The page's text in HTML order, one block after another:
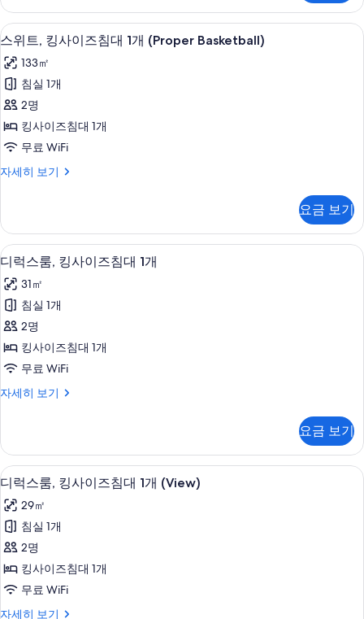
모
두
보
기
실
개
(Pool)
자
세
히
보
기
스
위
트,
킹
사
이
침
1
개
(Proper
Basketball)
사
진
모
두
보
이탈리아 프레떼 시트, 고급 침구, 필로
9
스위트, 킹사이즈침대 1개 (Proper Basketball)
133㎡
침실 1개
2명
킹사이즈침대 1개
무료 WiFi
자세히 보기
스
사
이
즈
침
대
개
(Proper
Basketball)
자
세
히
요금 보기
디
럭
스
룸,
킹
사
즈
대
개
사
진
모
두
보
기
이탈리아 프레떼 시트, 고급 침구, 필로
4
디럭스룸, 킹사이즈침대 1개
31㎡
침실 1개
2명
킹사이즈침대 1개
무료 WiFi
자세히 보기
디
킹
사
이
즈
침
대
개
자
세
히
보
요금 보기
디
럭
스
룸,
킹
사
이탈리아 프레떼 시트, 고급 침구, 필로
4
디럭스룸, 킹사이즈침대 1개 (View)
29㎡
침실 1개
2명
킹사이즈침대 1개
무료 WiFi
자세히 보기
디